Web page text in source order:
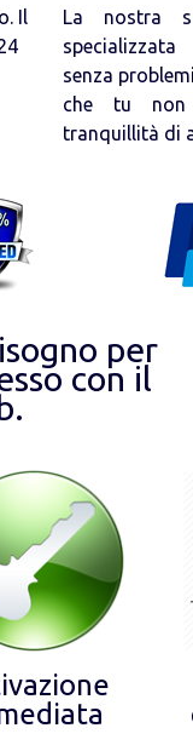
Il
La nostra
senza
che tu
tranquillità di
per
con il